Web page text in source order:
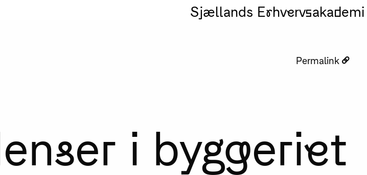
Sjællands Erhvervsakademi
Permalink
i byggeriet